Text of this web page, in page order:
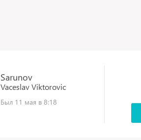
Sarunov
VaceslavViktorovic
Был 11 мая в 8:18